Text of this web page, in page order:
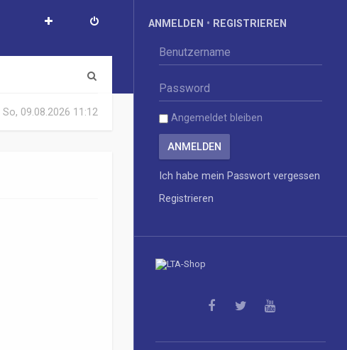
c
09.08.2026 11:12
ANMELDEN • REGISTRIEREN
Angemeldet bleiben
Ich habe mein Passwort vergessen
Registrieren